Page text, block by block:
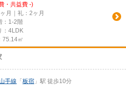
・共益費 -)
月｜礼：2ヶ月
：1-2階
：4LDK
75.14㎡
手線 「 板宿 」駅 徒歩10分